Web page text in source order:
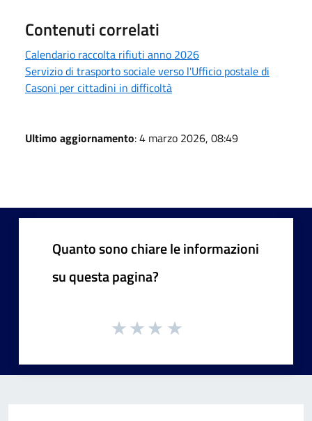
Contenuti correlati
Calendario raccolta rifiuti anno 2026
Servizio di trasporto sociale verso l'Ufficio postale di
Casoni per cittadini in difficoltà
Ultimo aggiornamento: 4 marzo 2026, 08:49
Quanto sono chiare le informazioni
su questa pagina?